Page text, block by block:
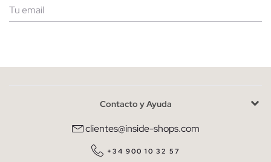
He leído y entiendo lapolítica de privacidad
QUIERO SUSCRIBIRME
Contacto y Ayuda
clientes@inside-shops.com
+34 900 10 32 57